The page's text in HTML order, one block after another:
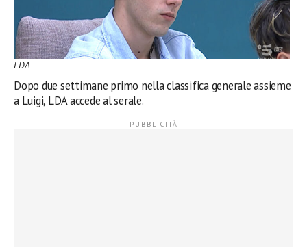
LDA
Dopo due settimane primo nella classifica generale assieme
a Luigi, LDA accede al serale.